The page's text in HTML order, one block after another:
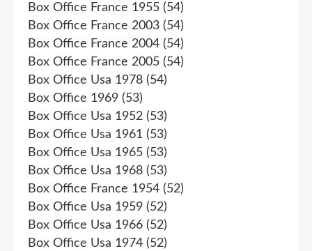
Box Office France 1955 (54)
Box Office France 2003 (54)
Box Office France 2004 (54)
Box Office France 2005 (54)
Box Office Usa 1978 (54)
Box Office 1969 (53)
Box Office Usa 1952 (53)
Box Office Usa 1961 (53)
Box Office Usa 1965 (53)
Box Office Usa 1968 (53)
Box Office France 1954 (52)
Box Office Usa 1959 (52)
Box Office Usa 1966 (52)
Box Office Usa 1974 (52)